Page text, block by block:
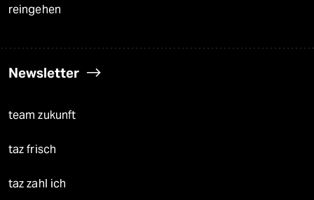
reingehen
Newsletter
team zukunft
taz frisch
taz zahl ich